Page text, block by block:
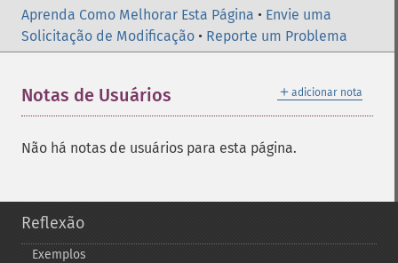
Aprenda Como Melhorar Esta Página • Envie uma
Solicitação de Modificação • Reporte um Problema
＋ adicionar nota
Notas de Usuários
Não há notas de usuários para esta página.
Reflexão
Exemplos